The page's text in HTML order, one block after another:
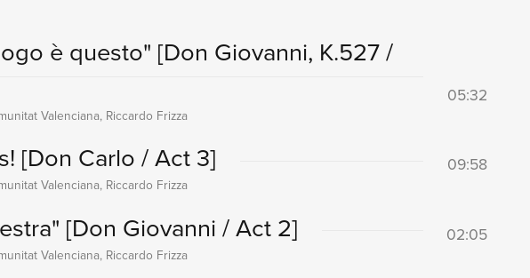
è questo" [Don Giovanni, K.527 /
05:32
Valenciana, Riccardo Frizza
[Don Carlo / Act 3] 09:58
Valenciana, Riccardo Frizza
[Don Giovanni / Act 2] 02:05
Valenciana, Riccardo Frizza